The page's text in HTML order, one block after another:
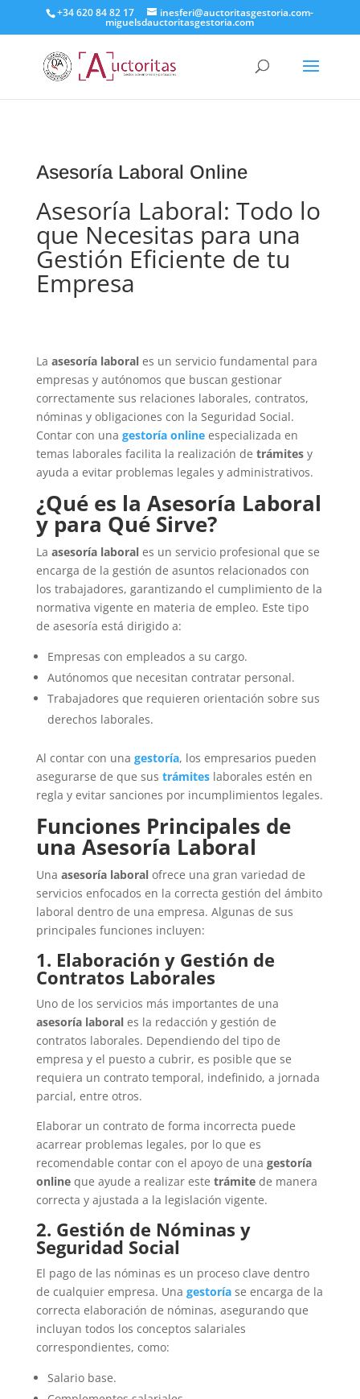
+34 620 84 82 17 inesferi@auctoritasgestoria.com-
miguelsdauctoritasgestoria.com
Asesoría Laboral Online
Asesoría Laboral: Todo lo
que Necesitas para una
Gestión Eficiente de tu
Empresa
La asesoría laborales un servicio fundamental para
empresas y autónomos que buscan gestionar
correctamente sus relaciones laborales, contratos,
nóminas y obligaciones con la Seguridad Social.
Contar con una gestoría online especializada en
temas laborales facilita la realización de trámitesy
ayuda a evitar problemas legales y administrativos.
¿Qué es la Asesoría Laboral
y para Qué Sirve?
La asesoría laborales un servicio profesional que se
encarga de la gestión de asuntos relacionados con
los trabajadores, garantizando el cumplimiento de la
normativa vigente en materia de empleo. Este tipo
de asesoría está dirigido a:
Empresas con empleados a su cargo.
Autónomos que necesitan contratar personal.
Trabajadores que requieren orientación sobre sus
derechos laborales.
Al contar con una gestoría, los empresarios pueden
asegurarse de que sus trámites laborales estén en
regla y evitar sanciones por incumplimientos legales.
Funciones Principales de
una Asesoría Laboral
Una asesoría laboralofrece una gran variedad de
servicios enfocados en la correcta gestión del ámbito
laboral dentro de una empresa. Algunas de sus
principales funciones incluyen:
1. Elaboración y Gestión de
Contratos Laborales
Uno de los servicios más importantes de una
asesoría laborales la redacción y gestión de
contratos laborales. Dependiendo del tipo de
empresa y el puesto a cubrir, es posible que se
requiera un contrato temporal, indefinido, a jornada
parcial, entre otros.
Elaborar un contrato de forma incorrecta puede
acarrear problemas legales, por lo que es
recomendable contar con el apoyo de una gestoría
onlineque ayude a realizar este trámitede manera
correcta y ajustada a la legislación vigente.
2. Gestión de Nóminas y
Seguridad Social
El pago de las nóminas es un proceso clave dentro
de cualquier empresa. Una gestoría se encarga de la
correcta elaboración de nóminas, asegurando que
incluyan todos los conceptos salariales
correspondientes, como:
Salario base.